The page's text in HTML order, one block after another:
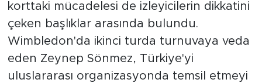
korttaki mücadelesi de izleyicilerin dikkatini
çeken başlıklar arasında bulundu.
Wimbledon'da ikinci turda turnuvaya veda
eden Zeynep Sönmez, Türkiye'yi
uluslararası organizasyonda temsil etmeyi